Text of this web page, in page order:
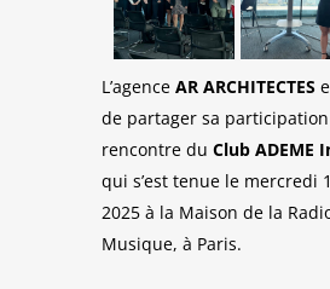
L’agence AR ARCHITECTES
de partager sa
rencontre du Club ADEME
qui s’est tenue le mercredi
2025 à la Maison de la
Musique, à Paris.